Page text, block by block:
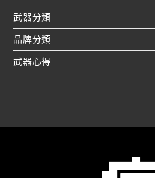
武器分類
品牌分類
武器心得